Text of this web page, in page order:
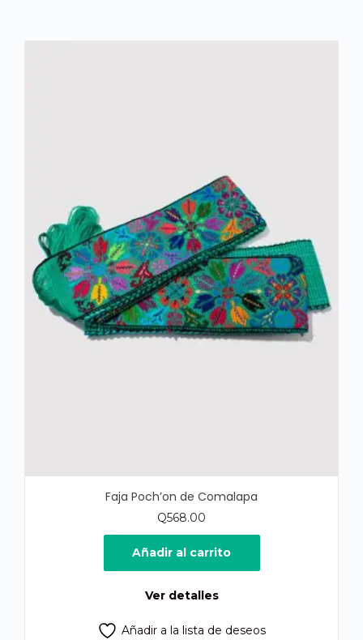
Faja Poch’on de Comalapa
Q568.00
Añadir al carrito
Ver detalles
Añadir a la lista de deseos